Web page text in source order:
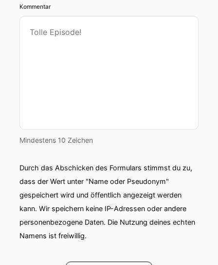
Kommentar
Mindestens 10 Zeichen
Durch das Abschicken des Formulars stimmst du zu,
dass der Wert unter "Name oder Pseudonym"
gespeichert wird und öffentlich angezeigt werden
kann. Wir speichern keine IP-Adressen oder andere
personenbezogene Daten. Die Nutzung deines echten
Namens ist freiwillig.